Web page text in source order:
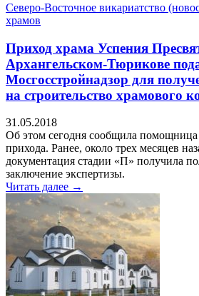
Северо-Восточное викариатство
храмов
Приход храма Успения
Архангельском-Тюрикове
Мосгосстройнадзор для
на строительство храмового
31.05.2018
Об этом сегодня сообщила помощница
прихода. Ранее, около трех месяцев
документация стадии «П» получила
заключение экспертизы.
Читать далее →